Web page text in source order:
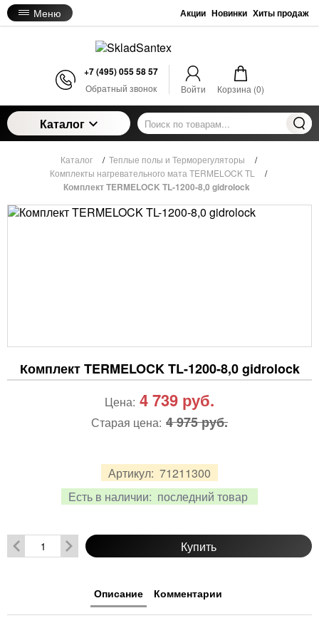
Меню Акции Новинки Хиты продаж
+7 (495) 055 58 57
Обратный звонок Войти Корзина (0)
Каталог
Каталог / Теплые полы и Терморегуляторы
/
Комплекты нагревательного мата TERMELOCK TL
/
Комплект TERMELOCK TL-1200-8,0 gidrolock
Комплект TERMELOCK TL-1200-8,0 gidrolock
Артикул: 71211300
Есть в наличии: последний товар
Цена: 4 739 руб.
Старая цена: 4 975 руб.
Купить
Описание Комментарии